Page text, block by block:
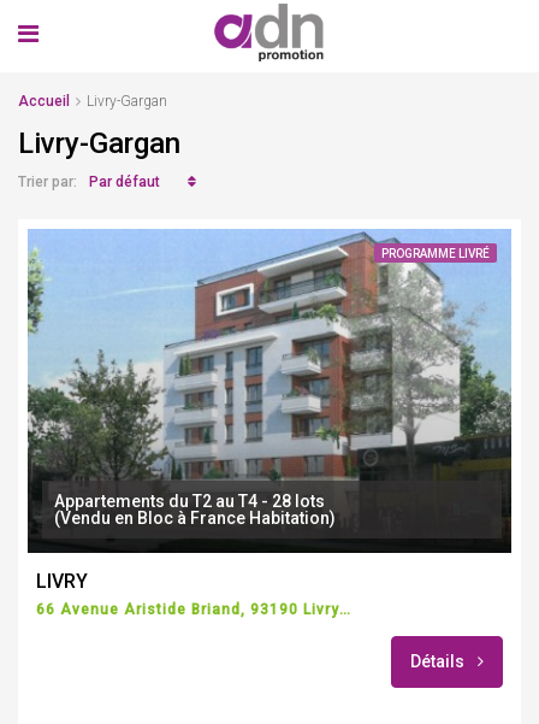
Accueil Livry-Gargan
Livry-Gargan
Trier par: Par défaut
PROGRAMME LIVRÉ
Appartements du T2 au T4 - 28 lots
(Vendu en Bloc à France Habitation)
LIVRY
66 Avenue Aristide Briand, 93190 Livry-Gargan, France
Détails